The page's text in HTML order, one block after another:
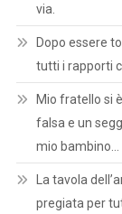
via.
Dopo essere
tutti i rapporti
Mio fratello si
falsa e un
mio bambino…
La tavola
pregiata per